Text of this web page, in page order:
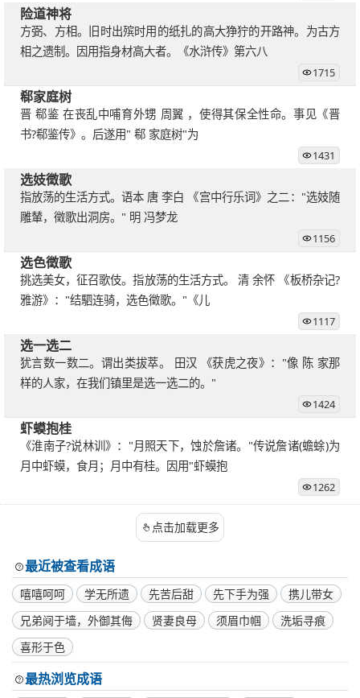
险道神将
方弼、方相。旧时出殡时用的纸扎的高大狰狞的开路神。为古方
相之遗制。因用指身材高大者。《水浒传》第六八
1715
郗家庭树
晋 郗鉴 在丧乱中哺育外甥 周翼 ，使得其保全性命。事见《晋
书?郗鉴传》。后遂用" 郗 家庭树"为
1431
选妓徵歌
指放荡的生活方式。语本 唐 李白 《宫中行乐词》之二："选妓随
雕輦，徵歌出洞房。" 明 冯梦龙
1156
选色徵歌
挑选美女，征召歌伎。指放荡的生活方式。 清 余怀 《板桥杂记?
雅游》："结駟连骑，选色徵歌。"《儿
1117
选一选二
犹言数一数二。谓出类拔萃。 田汉 《获虎之夜》："像 陈 家那
样的人家，在我们镇里是选一选二的。"
1424
虾蟆抱桂
《淮南子?说林训》："月照天下，蚀於詹诸。"传说詹诸(蟾蜍)为
月中虾蟆，食月；月中有桂。因用"虾蟆抱
1262
点击加载更多
最近被查看成语
嘻嘻呵呵 学无所遗 先苦后甜 先下手为强
携儿带女
兄弟阋于墙，外御其侮
贤妻良母 须眉巾帼
洗垢寻痕
喜形于色
最热浏览成语